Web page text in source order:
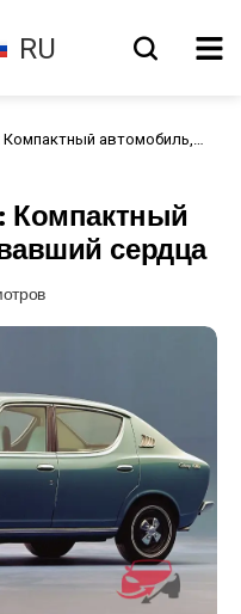
RU
Компактный автомобиль,
Компактный
сердца